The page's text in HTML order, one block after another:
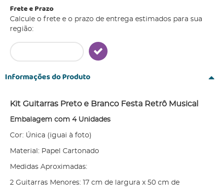
Frete e Prazo
Calcule o frete e o prazo de entrega estimados para sua
região:
Informações do Produto
Kit Guitarras Preto e Branco Festa Retrô Musical
Embalagem com 4 Unidades
Cor: Única (iguai à foto)
Material: Papel Cartonado
Medidas Aproximadas:
2 Guitarras Menores: 17 cm de largura x 50 cm de